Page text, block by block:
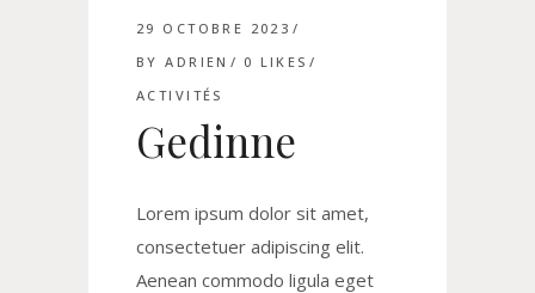
29 OCTOBRE 2023
BYADRIEN 0 LIKES
ACTIVITÉS
Gedinne
Lorem ipsum dolor sit amet,
consectetuer adipiscing elit.
Aenean commodo ligula eget